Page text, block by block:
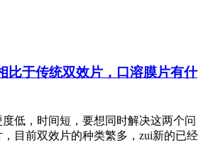
比于传统双效片，口溶膜片有什
低，时间短，要想同时解决这两个问
目前双效片的种类繁多，zui新的已经